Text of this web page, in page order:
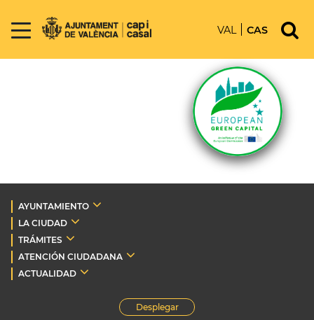
VAL CAS
AYUNTAMIENTO
LA CIUDAD
TRÁMITES
ATENCIÓN CIUDADANA
ACTUALIDAD
Desplegar